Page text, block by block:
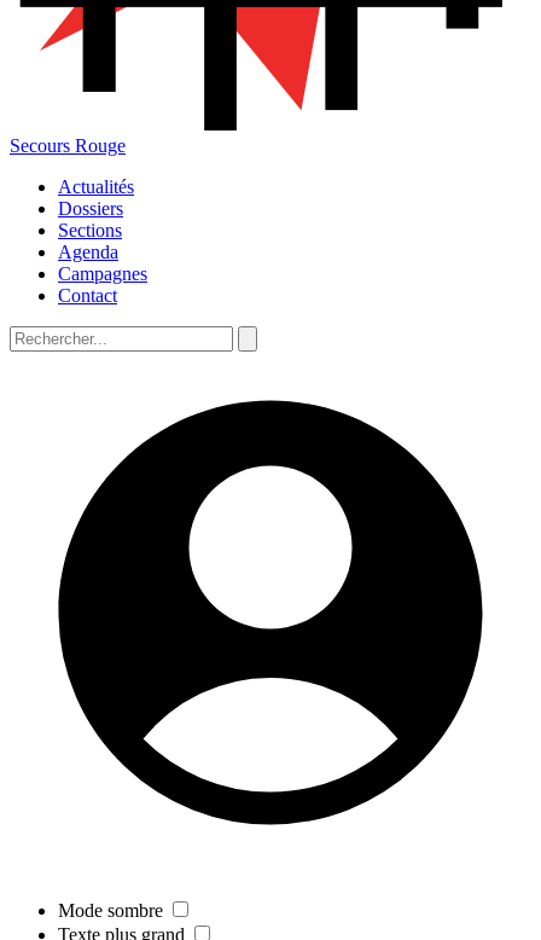
Secours Rouge
Actualités
Dossiers
Sections
Agenda
Campagnes
Contact
Mode sombre
Texte plus grand